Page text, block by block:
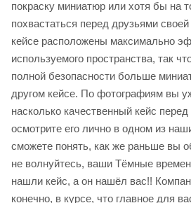
покраску миниатюр или хотя бы на
похвастаться перед друзьями
кейсе расположены максимально
используемого пространства, так
полной безопасности больше
другом кейсе. По фотографиям вы
насколько качественный кейс
осмотрите его лично в одном из
сможете понять, как же раньше вы
не волнуйтесь, ваши Тёмные
нашли кейс, а он нашёл вас!!
конечно, в курсе, что главное для